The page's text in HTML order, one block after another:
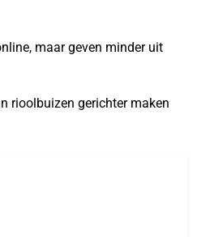
maar geven minder uit
rioolbuizen gerichter maken